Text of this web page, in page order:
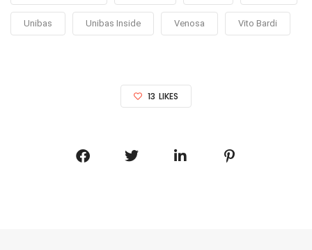
Unibas Unibas Inside Venosa Vito Bardi
13 LIKES